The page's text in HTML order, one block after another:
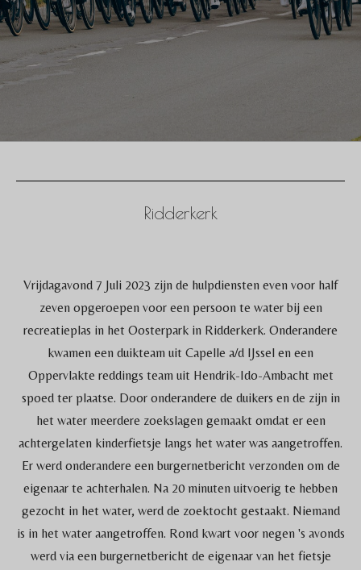
Ridderkerk
Vrijdagavond 7 Juli 2023 zijn de hulpdiensten even voor half
zeven opgeroepen voor een persoon te water bij een
recreatieplas in het Oosterpark in Ridderkerk. Onderandere
kwamen een duikteam uit Capelle a/d IJssel en een
Oppervlakte reddings team uit Hendrik-Ido-Ambacht met
spoed ter plaatse. Door onderandere de duikers en de zijn in
het water meerdere zoekslagen gemaakt omdat er een
achtergelaten kinderfietsje langs het water was aangetroffen.
Er werd onderandere een burgernetbericht verzonden om de
eigenaar te achterhalen. Na 20 minuten uitvoerig te hebben
gezocht in het water, werd de zoektocht gestaakt. Niemand
is in het water aangetroffen. Rond kwart voor negen 's avonds
werd via een burgernetbericht de eigenaar van het fietsje